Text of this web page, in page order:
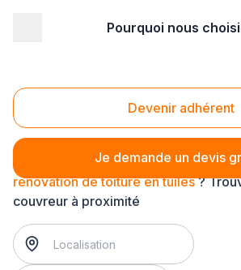
Pourquoi nous
Devenir adhérent
Je demande un devis
Rénovation de toiture en tuiles
rénovation de toiture en tuiles?
couvreur à proximité